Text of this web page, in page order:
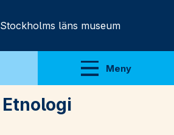
Stockholms läns museum
Meny
Visa meny
Etnologi